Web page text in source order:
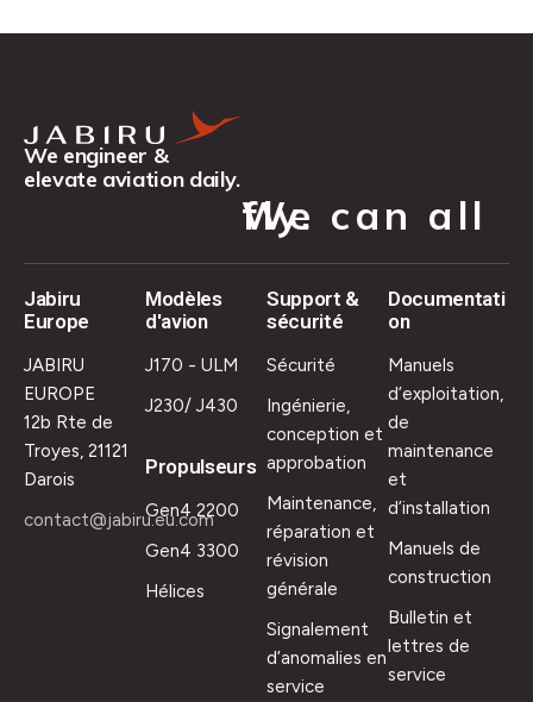
We engineer &
elevate aviation daily.
We can all fly.
Jabiru
Europe
JABIRU
EUROPE
12b Rte de
Troyes, 21121
Darois
contact@jabiru.eu.com
Modèles
d'avion
J170 - ULM
J230/ J430
Propulseurs
Gen4 2200
Gen4 3300
Hélices
Support &
sécurité
Sécurité
Ingénierie,
conception et
approbation
Maintenance,
réparation et
révision
générale
Signalement
d’anomalies en
service
Documentati
on
Manuels
d’exploitation,
de
maintenance
et
d’installation
Manuels de
construction
Bulletin et
lettres de
service